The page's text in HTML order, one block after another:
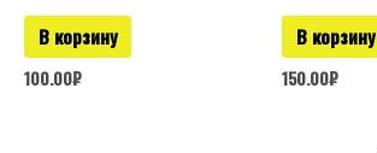
В корзину
100.00₽
В корзину
150.00₽